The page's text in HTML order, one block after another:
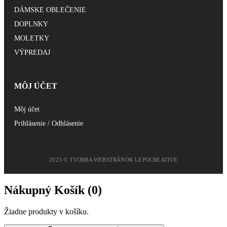
DÁMSKE OBLEČENIE
DOPLNKY
MOLETKY
VÝPREDAJ
MÔJ ÚČET
Môj účet
Prihlásenie / Odhlásenie
2023 © TVORBA WEBSTRÁNOK LEPOCREATIVE
Nákupný Košík (0)
Žiadne produkty v košíku.